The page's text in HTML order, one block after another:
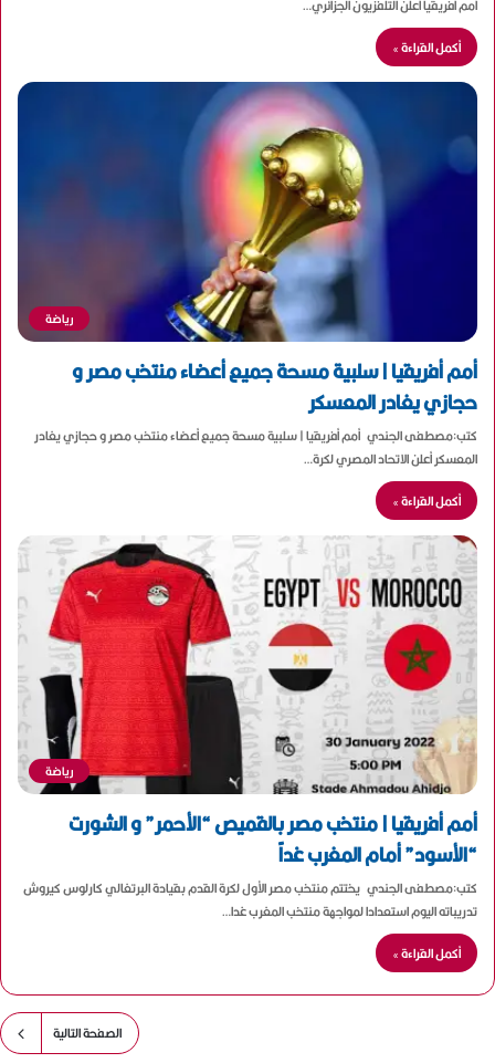
أمم أفريقيا أعلن التلفزيون الجزائري…
أكمل القراءة »
رياضة
أمم أفريقيا | سلبية مسحة جميع أعضاء منتخب مصر و
حجازي يغادر المعسكر
كتب:مصطفى الجندي أمم أفريقيا | سلبية مسحة جميع أعضاء منتخب مصر و حجازي يغادر
المعسكر أعلن الاتحاد المصري لكرة…
أكمل القراءة »
رياضة
أمم أفريقيا | منتخب مصر بالقميص “الأحمر” و الشورت
“الأسود” أمام المغرب غداً
كتب:مصطفى الجندي يختتم منتخب مصر الأول لكرة القدم بقيادة البرتغالي كارلوس كيروش
تدريباته اليوم استعدادا لمواجهة منتخب المغرب غدا…
أكمل القراءة »
الصفحة التالية